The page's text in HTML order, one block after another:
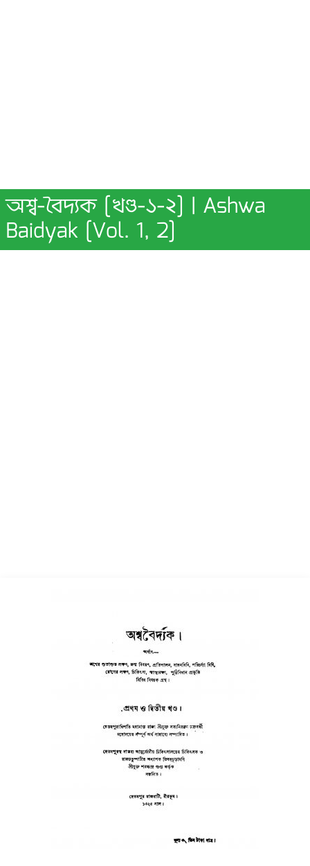
অশ্ব-বৈদ্যক [খণ্ড-১-২] | Ashwa
Baidyak [Vol. 1, 2]